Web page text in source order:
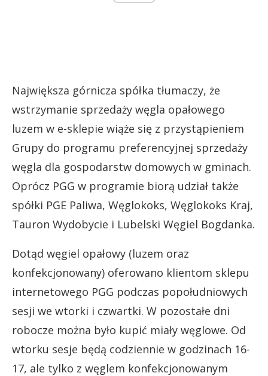
Największa górnicza spółka tłumaczy, że
wstrzymanie sprzedaży węgla opałowego
luzem w e-sklepie wiąże się z przystąpieniem
Grupy do programu preferencyjnej sprzedaży
węgla dla gospodarstw domowych w gminach.
Oprócz PGG w programie biorą udział także
spółki PGE Paliwa, Węglokoks, Węglokoks Kraj,
Tauron Wydobycie i Lubelski Węgiel Bogdanka.
Dotąd węgiel opałowy (luzem oraz
konfekcjonowany) oferowano klientom sklepu
internetowego PGG podczas popołudniowych
sesji we wtorki i czwartki. W pozostałe dni
robocze można było kupić miały węglowe. Od
wtorku sesje będą codziennie w godzinach 16-
17, ale tylko z węglem konfekcjonowanym